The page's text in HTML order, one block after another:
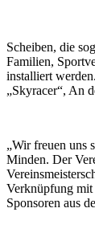
Scheiben, die
Familien,
installiert
„Skyracer“, An
„Wir freuen uns
Minden. Der
Verknüpfung mit
Sponsoren aus